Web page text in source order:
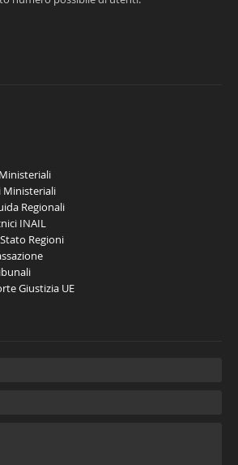
Ministeriali
Regionali
INAIL
Regioni
Giustizia UE